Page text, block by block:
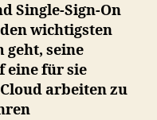
Single-Sign-On
wichtigsten
geht, seine
eine für sie
arbeiten zu